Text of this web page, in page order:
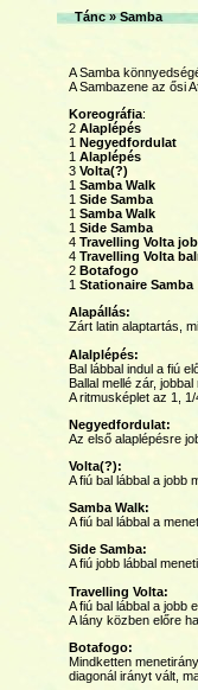
Tánc»Samba
A Samba
A Sambazene az ősi
Koreográfia:
2 Alaplépés
1 Negyedfordulat
1 Alaplépés
3 Volta(?)
1 Samba Walk
1 Side Samba
1 Samba Walk
1 Side Samba
4 Travelling Volta
4 Travelling Volta
2 Botafogo
1 Stationaire Samba
Alapállás:
Zárt latin alaptartás,
Alalplépés:
Bal lábbal indul a fiú
Ballal mellé zár, jobbal
A ritmusképlet az 1, 1/
Negyedfordulat:
Az első alaplépésre
Volta(?):
A fiú bal lábbal a jobb
Samba Walk:
A fiú bal lábbal a
Side Samba:
A fiú jobb lábbal
Travelling Volta:
A fiú bal lábbal a jobb
A lány közben előre
Botafogo:
Mindketten
diagonál irányt vált,